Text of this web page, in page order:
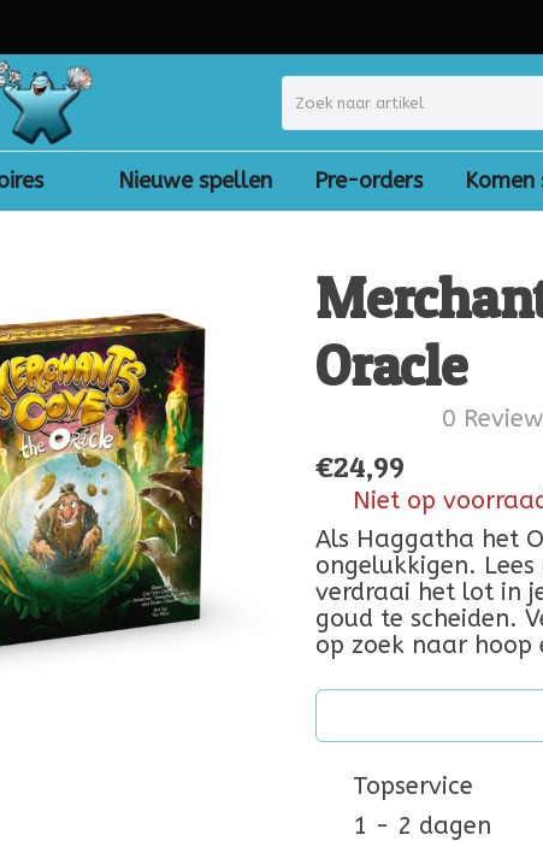
Nieuwe spellen Pre-orders Komen
Oracle
0
€24,99
Niet op
Als Haggatha het
ongelukkigen.
verdraai het lot in
goud te scheiden.
op zoek naar hoop
Topservice
1 - 2 dagen